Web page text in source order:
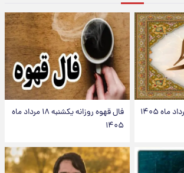
فال قهوه روزانه یکشنبه ۱۸ مرداد ماه
۱۴۰۵